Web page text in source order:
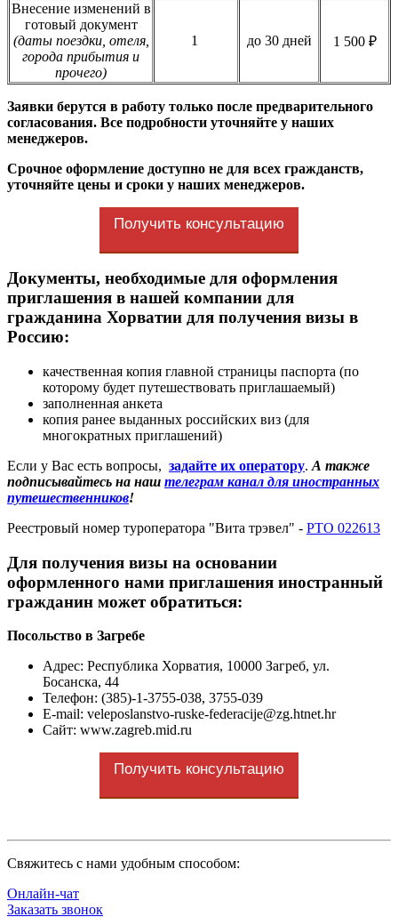
Внесение изменений в
готовый документ
(даты поездки, отеля,
города прибытия и
прочего)
1 до 30 дней 1 500 ₽
Заявки берутся в работу только после предварительного
согласования. Все подробности уточняйте у наших
менеджеров.
Срочное оформление доступно не для всех гражданств,
уточняйте цены и сроки у наших менеджеров.
Получить консультацию
Документы, необходимые для оформления
приглашения в нашей компании для
гражданина Хорватии для получения визы в
Россию:
качественная копия главной страницы паспорта (по
которому будет путешествовать приглашаемый)
заполненная анкета
копия ранее выданных российских виз (для
многократных приглашений)
Если у Вас есть вопросы, задайте их оператору. А также
подписывайтесь на наш телеграм канал для иностранных
путешественников!
Реестровый номер туроператора "Вита трэвел" - РТО 022613
Для получения визы на основании
оформленного нами приглашения иностранный
гражданин может обратиться:
Посольство в Загребе
Адрес: Республика Хорватия, 10000 Загреб, ул.
Босанска, 44
Телефон: (385)-1-3755-038, 3755-039
E-mail: veleposlanstvo-ruske-federacije@zg.htnet.hr
Сайт: www.zagreb.mid.ru
Получить консультацию
Cвяжитесь с нами удобным способом:
Онлайн-чат
Заказать звонок